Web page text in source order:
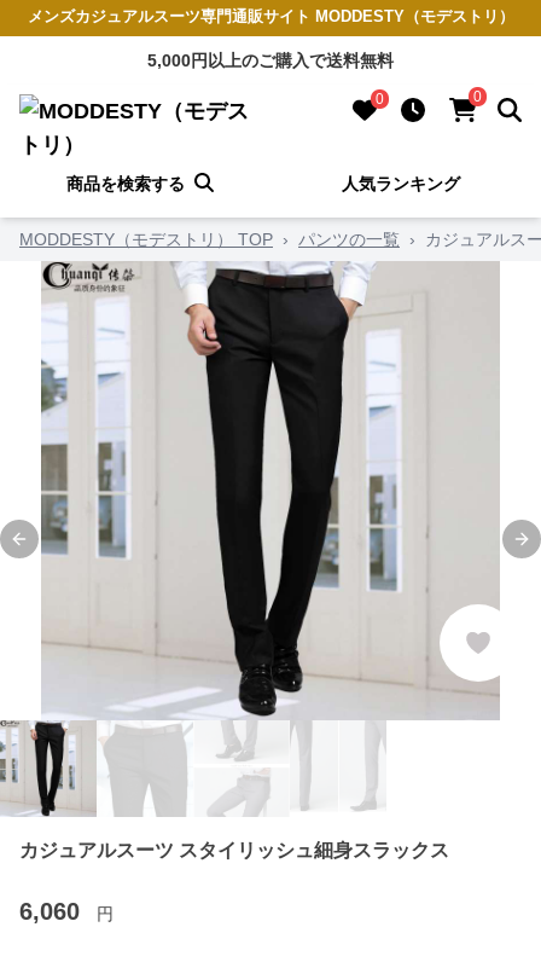
メンズカジュアルスーツ専門通販サイト MODDESTY（モデストリ）
5,000円以上のご購入で送料無料
0 0
商品を検索する 人気ランキング
MODDESTY（モデストリ） TOP › パンツの一覧 › カジュアルス
Previous slide
カジュアルスーツ スタイリッシュ細身スラックス
6,060 円